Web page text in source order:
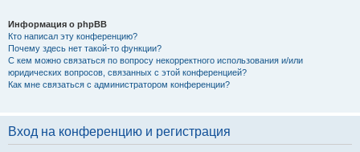
Информация о phpBB
Кто написал эту конференцию?
Почему здесь нет такой-то функции?
С кем можно связаться по вопросу некорректного использования и/или
юридических вопросов, связанных с этой конференцией?
Как мне связаться с администратором конференции?
Вход на конференцию и регистрация